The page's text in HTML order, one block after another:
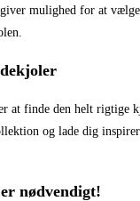
mulighed for at
at finde den helt rigtige
og lade dig
nødvendigt!​